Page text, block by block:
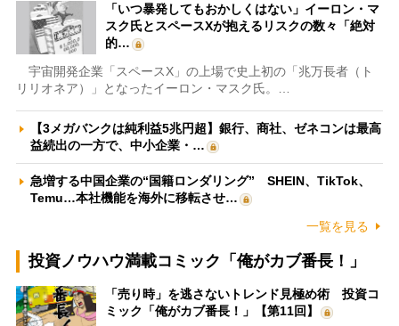
「いつ暴発してもおかしくはない」イーロン・マ
スク氏とスペースXが抱えるリスクの数々「絶対
的…
宇宙開発企業「スペースX」の上場で史上初の「兆万長者（ト
リリオネア）」となったイーロン・マスク氏。…
【3メガバンクは純利益5兆円超】銀行、商社、ゼネコンは最高
益続出の一方で、中小企業・…
急増する中国企業の“国籍ロンダリング” SHEIN、TikTok、
Temu…本社機能を海外に移転させ…
一覧を見る
投資ノウハウ満載コミック「俺がカブ番長！」
「売り時」を逃さないトレンド見極め術 投資コ
ミック「俺がカブ番長！」【第11回】